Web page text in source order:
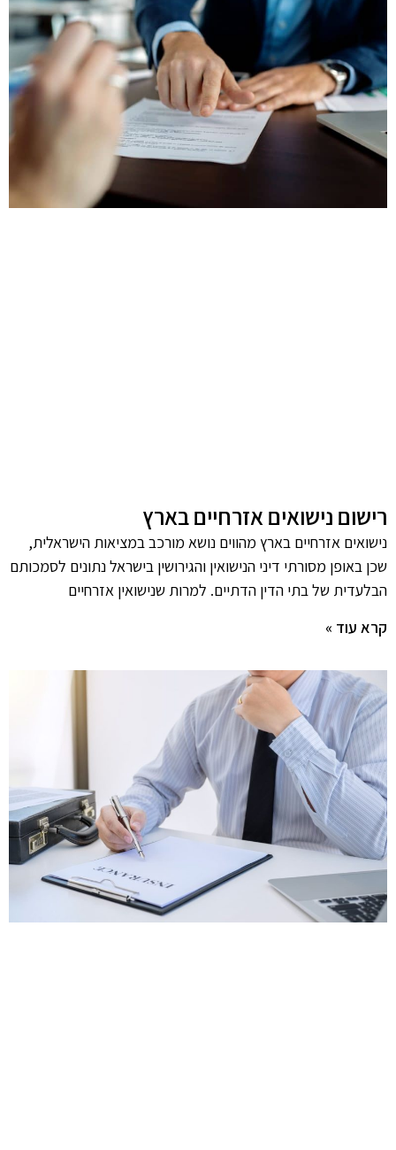
רישום נישואים אזרחיים בארץ
נישואים אזרחיים בארץ מהווים נושא מורכב במציאות הישראלית,
שכן באופן מסורתי דיני הנישואין והגירושין בישראל נתונים לסמכותם
הבלעדית של בתי הדין הדתיים. למרות שנישואין אזרחיים
קרא עוד »